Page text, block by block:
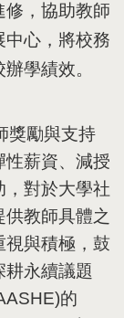
修，協助教師
中心，將校務
辦學績效。
獎勵與支持
性薪資、減授
，對於大學社
教師具體之
視與積極，鼓
耕永續議題
的